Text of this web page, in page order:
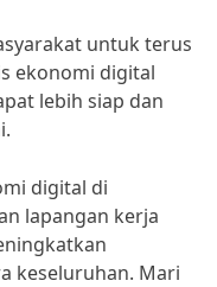
untuk terus
ekonomi digital
lebih siap dan
digital di
lapangan kerja
keseluruhan. Mari